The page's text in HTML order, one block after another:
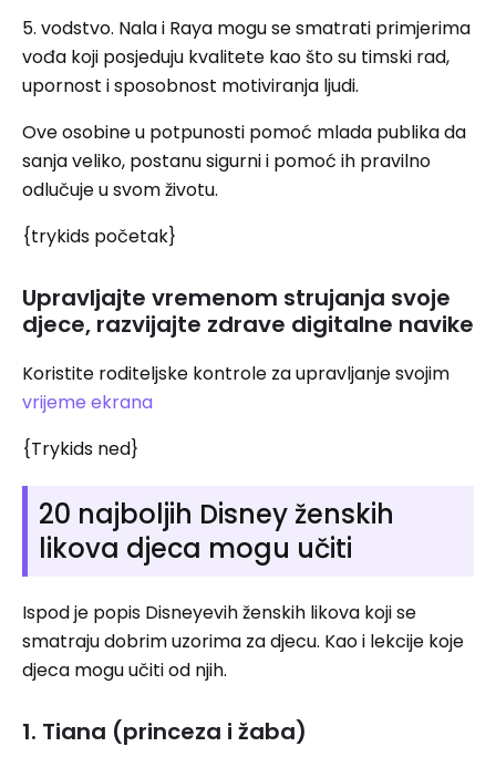
5. vodstvo. Nala i Raya mogu se smatrati primjerima
vođa koji posjeduju kvalitete kao što su timski rad,
upornost i sposobnost motiviranja ljudi.
Ove osobine u potpunosti pomoć mlada publika da
sanja veliko, postanu sigurni i pomoć ih pravilno
odlučuje u svom životu.
{trykids početak}
Upravljajte vremenom strujanja svoje
djece, razvijajte zdrave digitalne navike
Koristite roditeljske kontrole za upravljanje svojim
vrijeme ekrana
{Trykids ned}
20 najboljih Disney ženskih
likova djeca mogu učiti
Ispod je popis Disneyevih ženskih likova koji se
smatraju dobrim uzorima za djecu. Kao i lekcije koje
djeca mogu učiti od njih.
1. Tiana (princeza i žaba)